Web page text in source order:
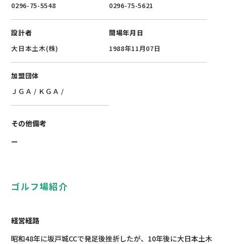
0296-75-5548
0296-75-5621
設計者
大日本土木(株)
開場年月日
1988年11月07日
加盟団体
ＪＧＡ / ＫＧＡ /
その他備考
ー
ゴルフ場紹介
経営経路
昭和48年に坂戸城CCで発足後挫折したが、10年後に大日本土木